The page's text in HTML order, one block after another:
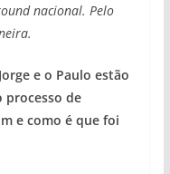
nacional. Pelo
e o Paulo estão
processo de
e como é que foi